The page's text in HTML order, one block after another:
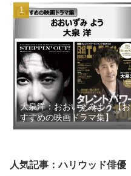
大泉洋：おおいずみよう【お
すすめの映画ドラマ集】
人気記事：ハリウッド俳優